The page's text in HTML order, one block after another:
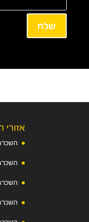
שלח
אזורי